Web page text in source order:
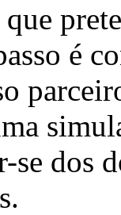
que
é
se dos